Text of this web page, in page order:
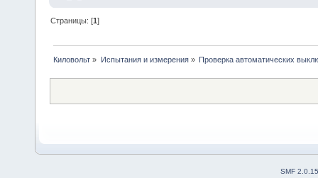
Страницы: [1]
Киловольт » Испытания и измерения» Проверка автоматических
SMF 2.0.15